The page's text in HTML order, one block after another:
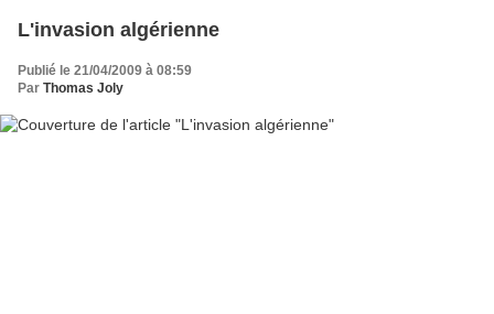
L'invasion algérienne
Publié le 21/04/2009 à 08:59
Par Thomas Joly